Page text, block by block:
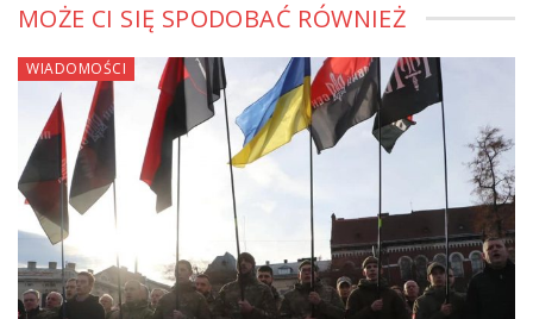
MOŻE CI SIĘ SPODOBAĆ RÓWNIEŻ
WIADOMOŚCI